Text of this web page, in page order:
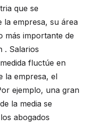
que se
la empresa, su área
más importante de
. Salarios
fluctúe en
la empresa, el
ejemplo, una gran
la media se
abogados